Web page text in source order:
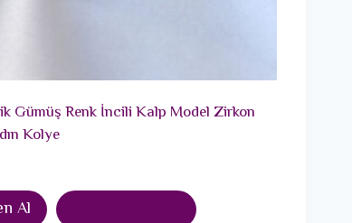
Gümüş Renk İncili Kalp Model Zirkon
Kolye
Al